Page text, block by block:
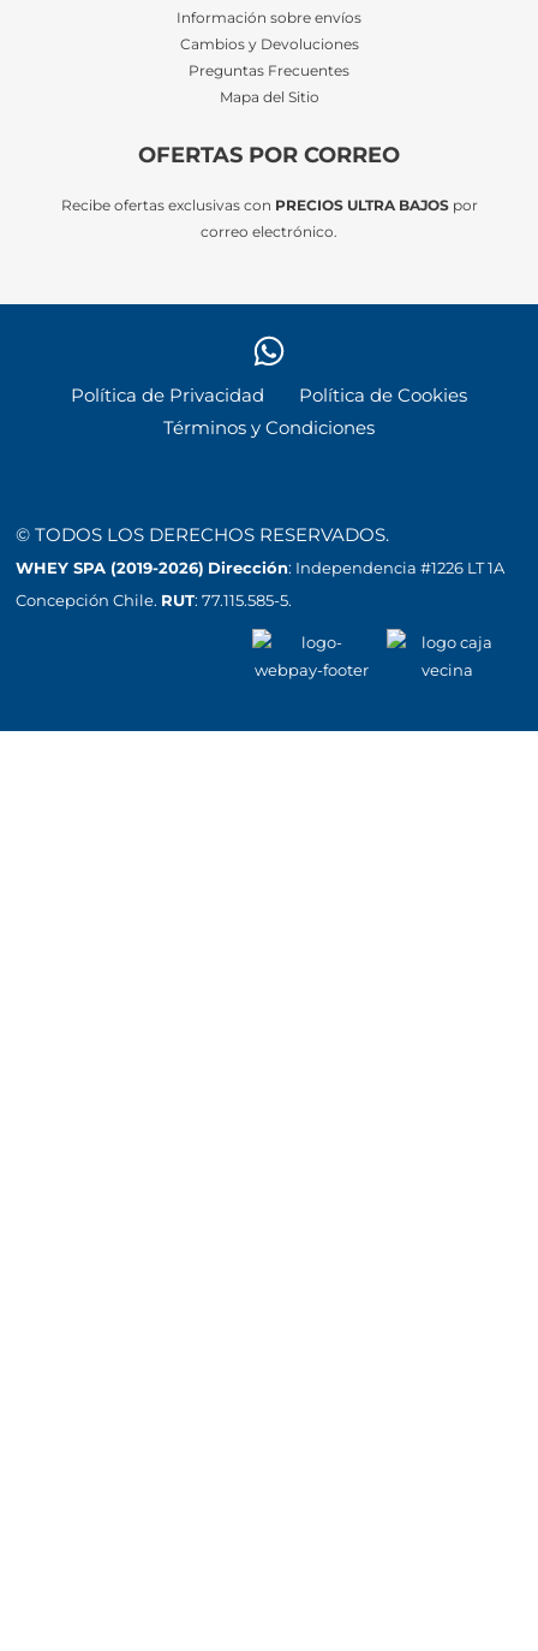
Información sobre envíos
Cambios y Devoluciones
Preguntas Frecuentes
Mapa del Sitio
OFERTAS POR CORREO
Recibe ofertas exclusivas con PRECIOS ULTRA BAJOSpor
correo electrónico.
Política de Privacidad
Política de Cookies
Términos y Condiciones
© TODOS LOS DERECHOS RESERVADOS.
WHEY SPA (2019-2026) Dirección: Independencia #1226 LT 1A
Concepción Chile. RUT: 77.115.585-5.